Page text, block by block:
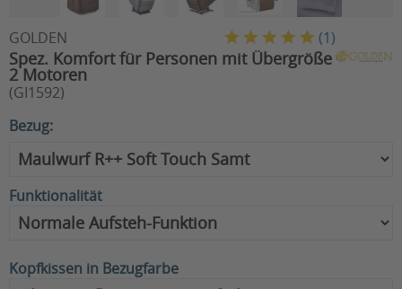
GOLDEN (1)
Spez. Komfort für Personen mit Übergröße
2 Motoren
(GI1592)
Bezug:
Funktionalität
Kopfkissen in Bezugfarbe